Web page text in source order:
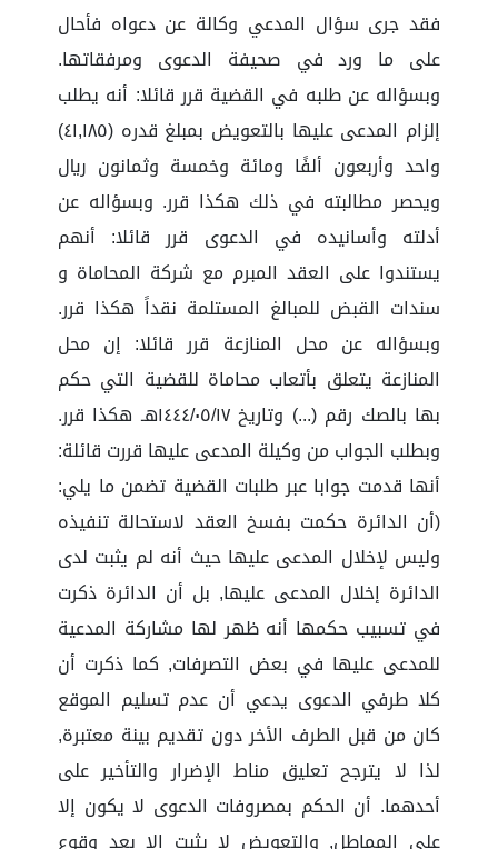
فقد جرى سؤال المدعي وكالة عن دعواه فأحال
على ما ورد في صحيفة الدعوى ومرفقاتها.
وبسؤاله عن طلبه في القضية قرر قائلا: أنه يطلب
إلزام المدعى عليها بالتعويض بمبلغ قدره (٤١,١٨٥)
واحد وأربعون ألفًا ومائة وخمسة وثمانون ريال
ويحصر مطالبته في ذلك هكذا قرر. وبسؤاله عن
أدلته وأسانيده في الدعوى قرر قائلا: أنهم
يستندوا على العقد المبرم مع شركة المحاماة و
سندات القبض للمبالغ المستلمة نقداً هكذا قرر.
وبسؤاله عن محل المنازعة قرر قائلا: إن محل
المنازعة يتعلق بأتعاب محاماة للقضية التي حكم
بها بالصك رقم (...) وتاريخ ١٤٤٤/٠٥/١٧هـ هكذا قرر.
وبطلب الجواب من وكيلة المدعى عليها قررت قائلة:
أنها قدمت جوابا عبر طلبات القضية تضمن ما يلي:
(أن الدائرة حكمت بفسخ العقد لاستحالة تنفيذه
وليس لإخلال المدعى عليها حيث أنه لم يثبت لدى
الدائرة إخلال المدعى عليها, بل أن الدائرة ذكرت
في تسبيب حكمها أنه ظهر لها مشاركة المدعية
للمدعى عليها في بعض التصرفات, كما ذكرت أن
كلا طرفي الدعوى يدعي أن عدم تسليم الموقع
كان من قبل الطرف الأخر دون تقديم بينة معتبرة,
لذا لا يترجح تعليق مناط الإضرار والتأخير على
أحدهما. أن الحكم بمصروفات الدعوى لا يكون إلا
على المماطل, والتعويض لا يثبت إلا بعد وقوع